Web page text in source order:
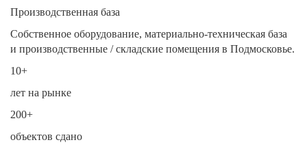
Производственная база
Собственное оборудование, материально-техническая база
и производственные / складские помещения в Подмосковье.
10+
лет на рынке
200+
объектов сдано